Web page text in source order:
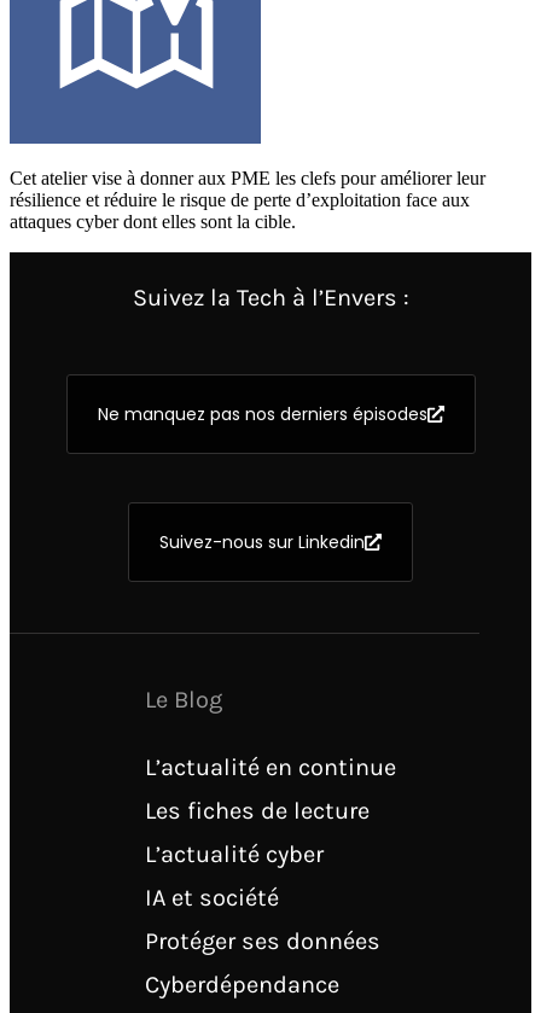
Cet atelier vise à donner aux PME les clefs pour améliorer leur
résilience et réduire le risque de perte d’exploitation face aux
attaques cyber dont elles sont la cible.
Suivez la Tech à l’Envers :
Ne manquez pas nos derniers épisodes
Suivez-nous sur Linkedin
Le Blog
L’actualité en continue
Les fiches de lecture
L’actualité cyber
IA et société
Protéger ses données
Cyberdépendance